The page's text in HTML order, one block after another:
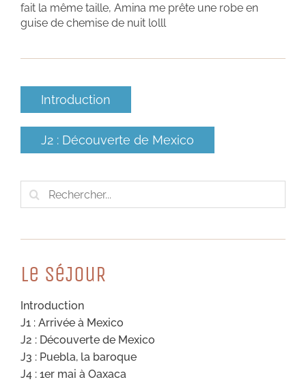
fait la même taille, Amina me prête une robe en
guise de chemise de nuit lolll
Introduction
J2 : Découverte de Mexico
Rechercher:
Le SéJouR
Introduction
J1 : Arrivée à Mexico
J2 : Découverte de Mexico
J3 : Puebla, la baroque
J4 : 1er mai à Oaxaca